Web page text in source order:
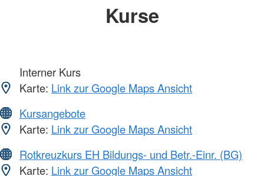
Kurse
Interner Kurs
Karte: Link zur Google Maps Ansicht
Kursangebote
Karte: Link zur Google Maps Ansicht
Rotkreuzkurs EH Bildungs- und Betr.-Einr. (BG)
Karte: Link zur Google Maps Ansicht